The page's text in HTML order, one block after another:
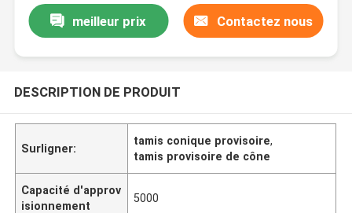
meilleur prix Contactez nous
DESCRIPTION DE PRODUIT
Surligner:
tamis conique provisoire,
tamis provisoire de cône
Capacité d'approv
isionnement
5000